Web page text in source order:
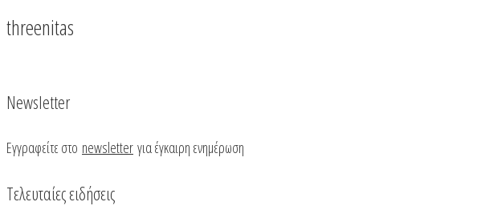
threenitas
Newsletter
Εγγραφείτε στο newsletter για έγκαιρη ενημέρωση
Τελευταίες ειδήσεις